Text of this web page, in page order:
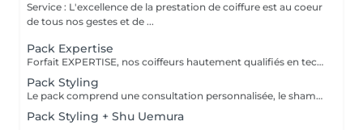
Service : L'excellence de la prestation de coiffure est au coeur
de tous nos gestes et de ...
Pack Expertise
Forfait EXPERTISE, nos coiffeurs hautement qualifiés en technique anglo-saxonne, en formation continu et diplômés d’une académie anglaise à Paris. Vous offre une séance d’une heure avec votre coach en suivi beauté. Ce pack inclus : 1 h de prestation Un diagnostique personnalisé Shampoing spécifique Haircare Conditioner spécifique Produit de coiffage Coupe Styling Produit de finition
Pack Styling
Le pack comprend une consultation personnalisée, le shampooing et le conditionneur spécifiques REDKEN , le séchage et les produits de styling REDKEN * Tarifs à titre indicatifs à confirmer après la consultation personnalisée établit auprès de votre coiffeur/stylist/spécialiste * La direction se réserve le droit d’apporter des modifications pour le bon fonctionnement du salon
Pack Styling + Shu Uemura